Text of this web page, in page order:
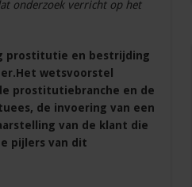
onderzoek verricht op het
prostitutie en bestrijding
wetsvoorstel
prostitutiebranche en de
de invoering van een
van de klant die
pijlers van dit